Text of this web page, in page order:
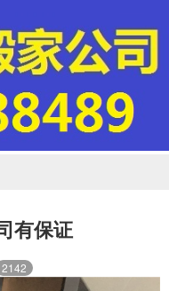
有保证
2142